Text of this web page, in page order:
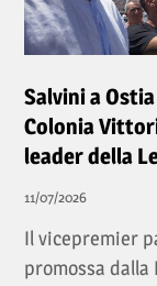
Salvini a
Colonia
leader della
11/07/2026
Il vicepremier
promossa